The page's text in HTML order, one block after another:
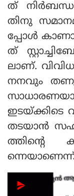
ത്
തിനു
പ്പോൾ
ത്
ലാണ്.
നനവും
തടയാൻ
ത്തിന്റെ